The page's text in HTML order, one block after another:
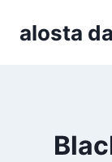
alosta